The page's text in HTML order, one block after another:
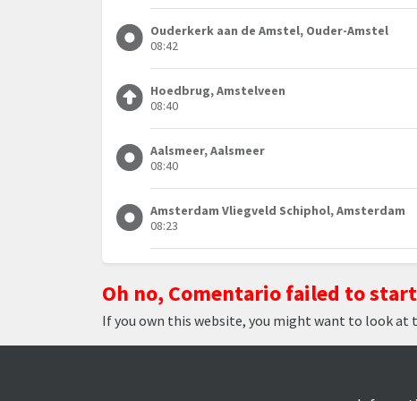
Ouderkerk aan de Amstel, Ouder-Amstel
08:42
Hoedbrug, Amstelveen
08:40
Aalsmeer, Aalsmeer
08:40
Amsterdam Vliegveld Schiphol, Amsterdam
08:23
Oh no, Comentario failed to
If you own this website, you might want to look at